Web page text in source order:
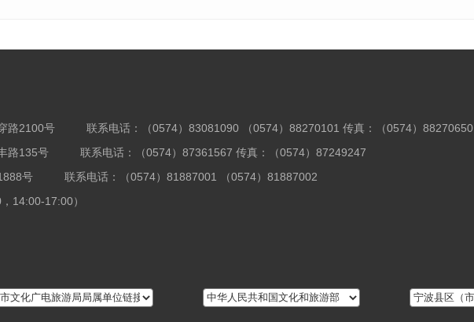
路2100号
联系电话：（0574）83081090 （0574）88270101 传真：（0574）88270650
路135号
联系电话：（0574）87361567 传真：（0574）87249247
号
联系电话：（0574）81887001 （0574）81887002
14:00-17:00）